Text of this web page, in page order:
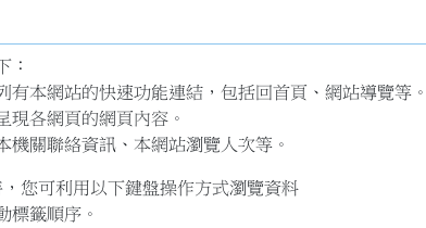
：
本網站的快速功能連結，包括回首頁、網站導覽等。
各網頁的網頁內容。
關聯絡資訊、本網站瀏覽人次等。
您可利用以下鍵盤操作方式瀏覽資料
籤順序。